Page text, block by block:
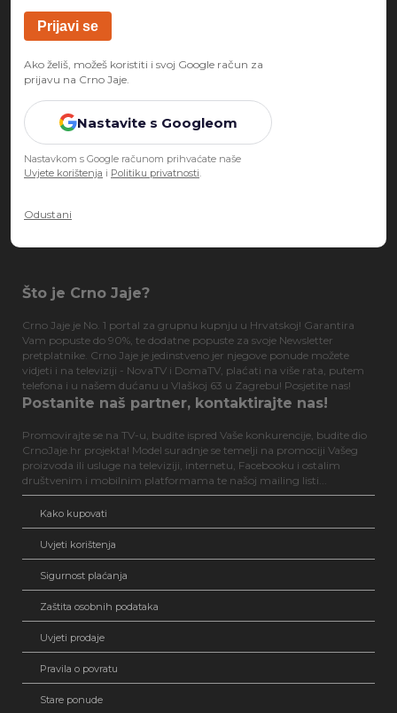
Ako želiš, možeš koristiti i svoj Google račun za
prijavu na Crno Jaje.
Nastavite s Googleom
Nastavkom s Google računom prihvaćate naše
Uvjete korištenja i Politiku privatnosti.
Odustani
Što je Crno Jaje?
Crno Jaje je No. 1 portal za grupnu kupnju u Hrvatskoj! Garantira
Vam popuste do 90%, te dodatne popuste za svoje Newsletter
pretplatnike. Crno Jaje je jedinstveno jer njegove ponude možete
vidjeti i na televiziji - NovaTV i DomaTV, plaćati na više rata, putem
telefona i u našem dućanu u Vlaškoj 63 u Zagrebu! Posjetite nas!
Postanite naš partner, kontaktirajte nas!
Promovirajte se na TV-u, budite ispred Vaše konkurencije, budite dio
CrnoJaje.hr projekta! Model suradnje se temelji na promociji Vašeg
proizvoda ili usluge na televiziji, internetu, Facebooku i ostalim
društvenim i mobilnim platformama te našoj mailing listi...
Kako kupovati
Uvjeti korištenja
Sigurnost plaćanja
Zaštita osobnih podataka
Uvjeti prodaje
Pravila o povratu
Stare ponude